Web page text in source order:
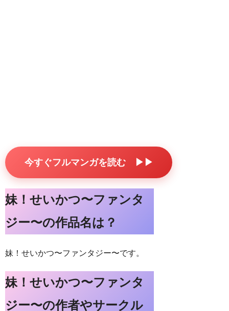
今すぐフルマンガを読む ▶▶
妹！せいかつ〜ファンタ
ジー〜の作品名は？
妹！せいかつ〜ファンタジー〜です。
妹！せいかつ〜ファンタ
ジー〜の作者やサークル